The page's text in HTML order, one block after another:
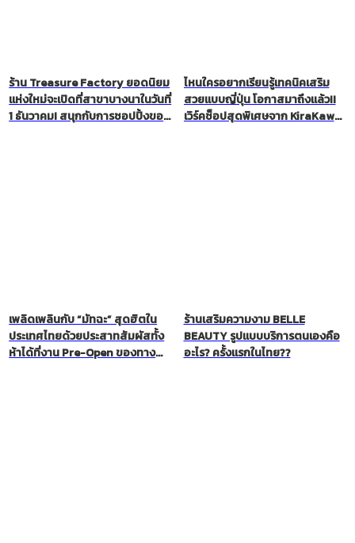
ร้าน Treasure Factory ยอดนิยม
แห่งใหม่จะเปิดที่สาขาบางนาในวันที่
1 ธันวาคม! สนุกกับการชอปปิ้งของ
ไหนใครอยากเรียนรู้เทคนิคเสริม
สวยแบบญี่ปุ่น โอกาสมาถึงแล้ว!!
เวิร์คช็อปสุดพิเศษจาก KiraKawa
เพลิดเพลินกับ “มัทฉะ” สุดฮิตใน
ประเทศไทยด้วยประสาทสัมผัสทั้ง
ห้าได้ที่งาน Pre-Open ของทาง
ร้านเสริมความงาม BELLE
BEAUTY รูปแบบบริการตนเองคือ
อะไร? ครั้งแรกในไทย??